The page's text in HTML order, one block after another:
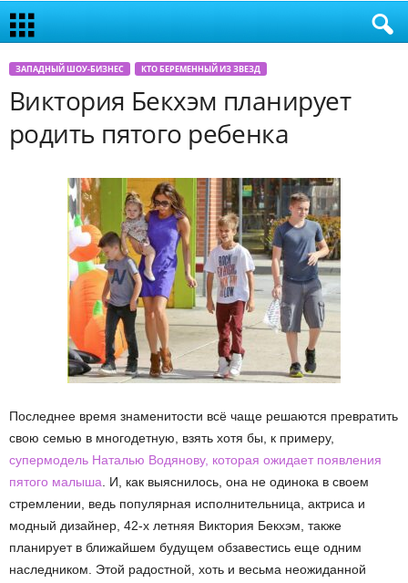
ЗАПАДНЫЙ ШОУ-БИЗНЕС КТО БЕРЕМЕННЫЙ ИЗ ЗВЕЗД
Виктория Бекхэм планирует
родить пятого ребенка
Последнее время знаменитости всё чаще решаются превратить
свою семью в многодетную, взять хотя бы, к примеру,
супермодель Наталью Водянову, которая ожидает появления
пятого малыша . И, как выяснилось, она не одинока в своем
стремлении, ведь популярная исполнительница, актриса и
модный дизайнер, 42-х летняя Виктория Бекхэм, также
планирует в ближайшем будущем обзавестись еще одним
наследником. Этой радостной, хоть и весьма неожиданной